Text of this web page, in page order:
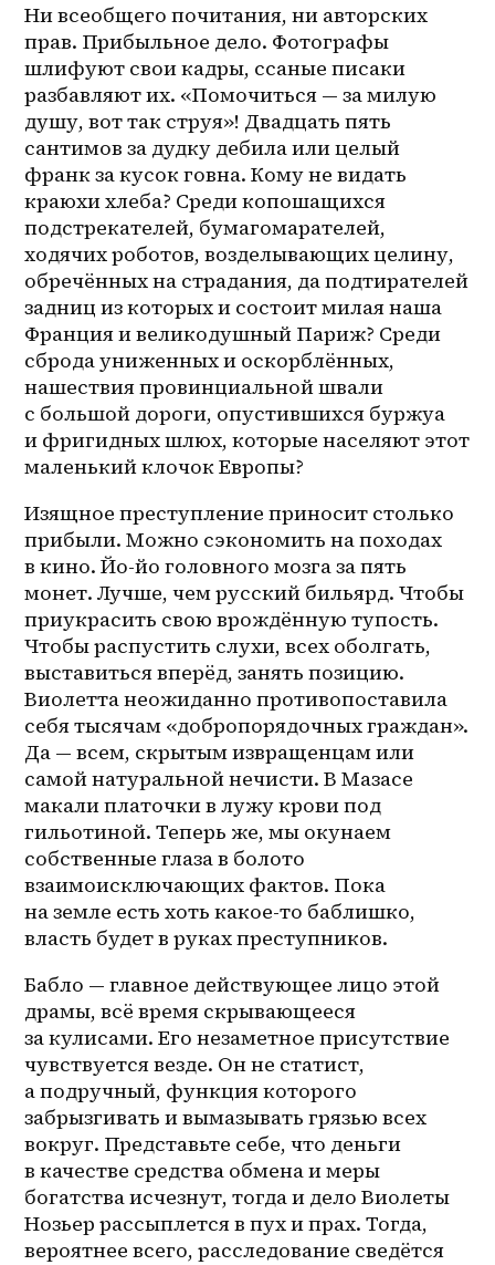
Ни всеобщего почитания, ни авторских
прав. Прибыльное дело. Фотографы
шлифуют свои кадры, ссаные писаки
разбавляют их. «Помочиться — за милую
душу, вот так струя»! Двадцать пять
сантимов за дудку дебила или целый
франк за кусок говна. Кому не видать
краюхи хлеба? Среди копошащихся
подстрекателей, бумагомарателей,
ходячих роботов, возделывающих целину,
обречённых на страдания, да подтирателей
задниц из которых и состоит милая наша
Франция и великодушный Париж? Среди
сброда униженных и оскорблённых,
нашествия провинциальной швали
с большой дороги, опустившихся буржуа
и фригидных шлюх, которые населяют этот
маленький клочок Европы?
Изящное преступление приносит столько
прибыли. Можно сэкономить на походах
в кино. Йо-йо головного мозга за пять
монет. Лучше, чем русский бильярд. Чтобы
приукрасить свою врождённую тупость.
Чтобы распустить слухи, всех оболгать,
выставиться вперёд, занять позицию.
Виолетта неожиданно противопоставила
себя тысячам «добропорядочных граждан».
Да — всем, скрытым извращенцам или
самой натуральной нечисти. В Мазасе
макали платочки в лужу крови под
гильотиной. Теперь же, мы окунаем
собственные глаза в болото
взаимоисключающих фактов. Пока
на земле есть хоть какое-то баблишко,
власть будет в руках преступников.
Бабло — главное действующее лицо этой
драмы, всё время скрывающееся
за кулисами. Его незаметное присутствие
чувствуется везде. Он не статист,
а подручный, функция которого
забрызгивать и вымазывать грязью всех
вокруг. Представьте себе, что деньги
в качестве средства обмена и меры
богатства исчезнут, тогда и дело Виолеты
Нозьер рассыплется в пух и прах. Тогда,
вероятнее всего, расследование сведётся